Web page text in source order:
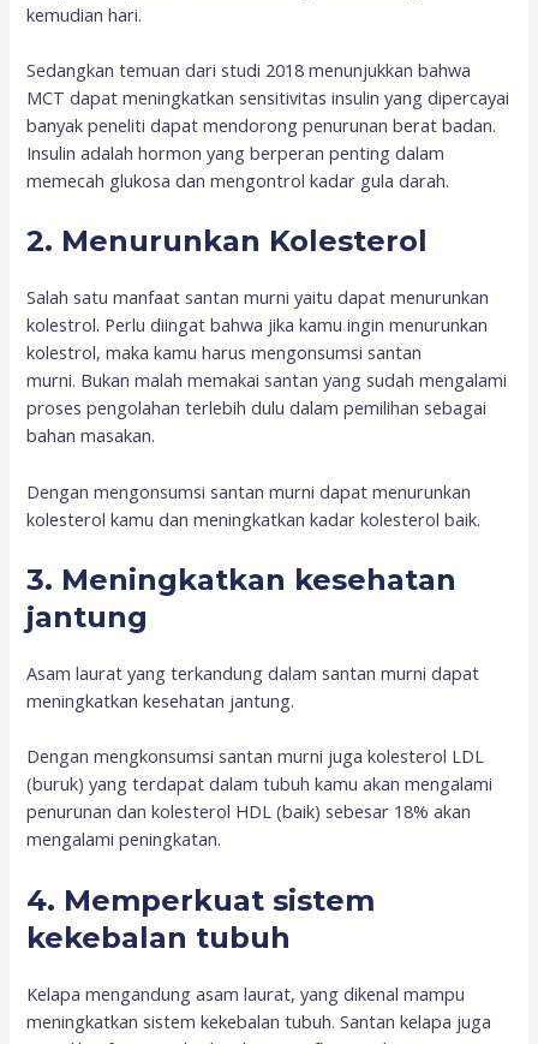
kemudian hari.
Sedangkan temuan dari studi 2018 menunjukkan bahwa
MCT dapat meningkatkan sensitivitas insulin yang dipercayai
banyak peneliti dapat mendorong penurunan berat badan.
Insulin adalah hormon yang berperan penting dalam
memecah glukosa dan mengontrol kadar gula darah.
2. Menurunkan Kolesterol
Salah satu manfaat santan murni yaitu dapat menurunkan
kolestrol. Perlu diingat bahwa jika kamu ingin menurunkan
kolestrol, maka kamu harus mengonsumsi santan
murni. Bukan malah memakai santan yang sudah mengalami
proses pengolahan terlebih dulu dalam pemilihan sebagai
bahan masakan.
Dengan mengonsumsi santan murni dapat menurunkan
kolesterol kamu dan meningkatkan kadar kolesterol baik.
3. Meningkatkan kesehatan
jantung
Asam laurat yang terkandung dalam santan murni dapat
meningkatkan kesehatan jantung.
Dengan mengkonsumsi santan murni juga kolesterol LDL
(buruk) yang terdapat dalam tubuh kamu akan mengalami
penurunan dan kolesterol HDL (baik) sebesar 18% akan
mengalami peningkatan.
4. Memperkuat sistem
kekebalan tubuh
Kelapa mengandung asam laurat, yang dikenal mampu
meningkatkan sistem kekebalan tubuh. Santan kelapa juga